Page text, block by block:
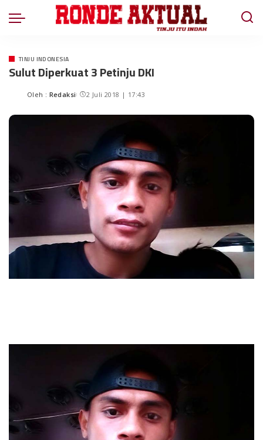
TINJU INDONESIA
Sulut Diperkuat 3 Petinju DKI
Oleh : Redaksi 2 Juli 2018 | 17:43